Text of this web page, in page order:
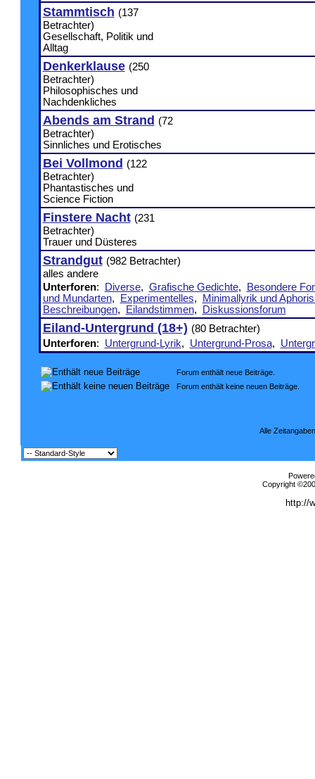
Stammtisch (137
Betrachter)
Gesellschaft, Politik und
Alltag
Denkerklause (250
Betrachter)
Philosophisches und
Nachdenkliches
Abends am Strand (72
Betrachter)
Sinnliches und Erotisches
Bei Vollmond (122
Betrachter)
Phantastisches und
Science Fiction
Finstere Nacht (231
Betrachter)
Trauer und Düsteres
Strandgut (982 Betrachter)
alles andere
Unterforen: Diverse, Grafische Gedichte,
Besondere
und Mundarten, Experimentelles,
Minimallyrik und
Beschreibungen, Eilandstimmen, Diskussionsforum
Eiland-Untergrund (18+) (80 Betrachter)
Unterforen: Untergrund-Lyrik, Untergrund-Prosa,
Forum enthält neue Beiträge.
Forum enthält keine neuen Beiträge.
Alle
Copyright
http://